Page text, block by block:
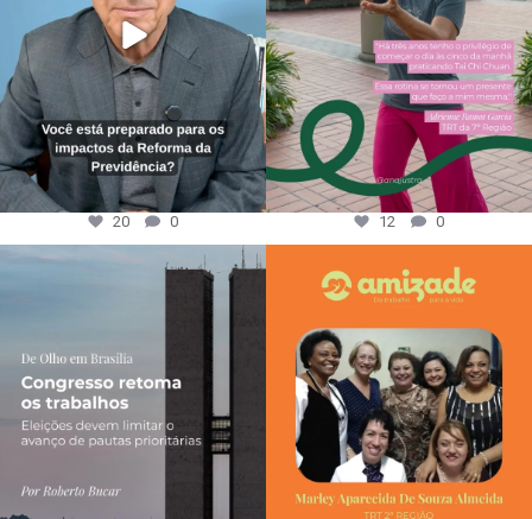
20 0 12 0